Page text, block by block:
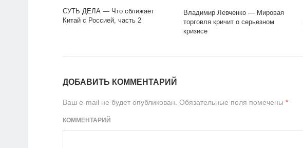
СУТЬ ДЕЛА — Что сближает
Китай с Россией, часть 2
Владимир Левченко — Мировая
торговля кричит о серьезном
кризисе
ДОБАВИТЬ КОММЕНТАРИЙ
Ваш e-mail не будет опубликован. Обязательные поля помечены *
КОММЕНТАРИЙ